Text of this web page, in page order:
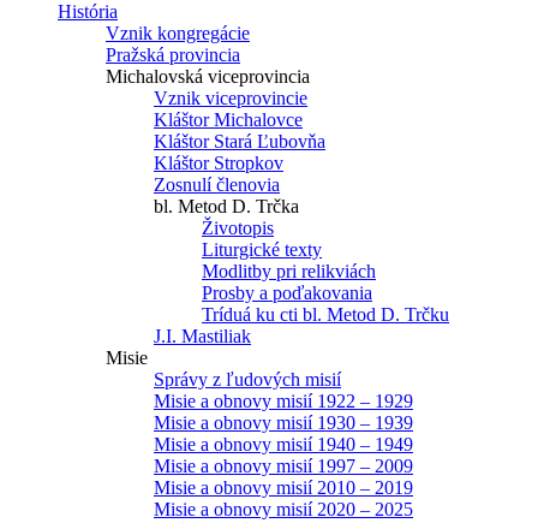
História
Vznik kongregácie
Pražská provincia
Michalovská viceprovincia
Vznik viceprovincie
Kláštor Michalovce
Kláštor Stará Ľubovňa
Kláštor Stropkov
Zosnulí členovia
bl. Metod D. Trčka
Životopis
Liturgické texty
Modlitby pri relikviách
Prosby a poďakovania
Tríduá ku cti bl. Metod D. Trčku
J.I. Mastiliak
Misie
Správy z ľudových misií
Misie a obnovy misií 1922 – 1929
Misie a obnovy misií 1930 – 1939
Misie a obnovy misií 1940 – 1949
Misie a obnovy misií 1997 – 2009
Misie a obnovy misií 2010 – 2019
Misie a obnovy misií 2020 – 2025